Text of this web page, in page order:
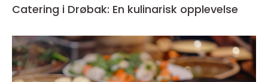
Catering i Drøbak: En kulinarisk opplevelse